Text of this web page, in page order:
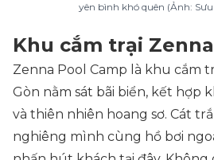
yên bình khó quên (Ảnh:
Khu cắm trại
Zenna Pool Camp là khu cắm
Gòn nằm sát bãi biển, kết hợp
và thiên nhiên hoang sơ. Cát
nghiêng mình cùng hồ bơi